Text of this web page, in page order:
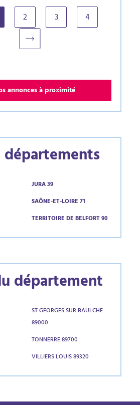
2 3 4
annonces à proximité
JURA 39
SAÔNE-ET-LOIRE 71
TERRITOIRE DE BELFORT 90
département
ST GEORGES SUR BAULCHE
89000
TONNERRE 89700
VILLIERS LOUIS 89320